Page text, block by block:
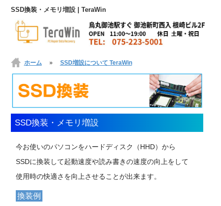
SSD換装・メモリ増設 | TeraWin
ホーム » SSD増設について TeraWin
SSD換装・メモリ増設
今お使いのパソコンをハードディスク（HHD）から
SSDに換装して起動速度や読み書きの速度の向上をして
使用時の快適さを向上させることが出来ます。
換装例